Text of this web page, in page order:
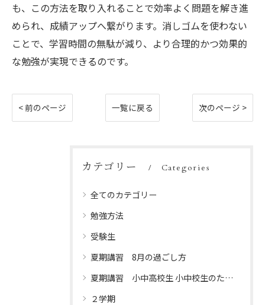
も、この方法を取り入れることで効率よく問題を解き進
められ、成績アップへ繋がります。消しゴムを使わない
ことで、学習時間の無駄が減り、より合理的かつ効果的
な勉強が実現できるのです。
< 前のページ 一覧に戻る 次のページ >
カテゴリー Categories
全てのカテゴリー
勉強方法
受験生
夏期講習 8月の過ごし方
夏期講習 小中高校生 小中校生のための夏休みプログラム
２学期